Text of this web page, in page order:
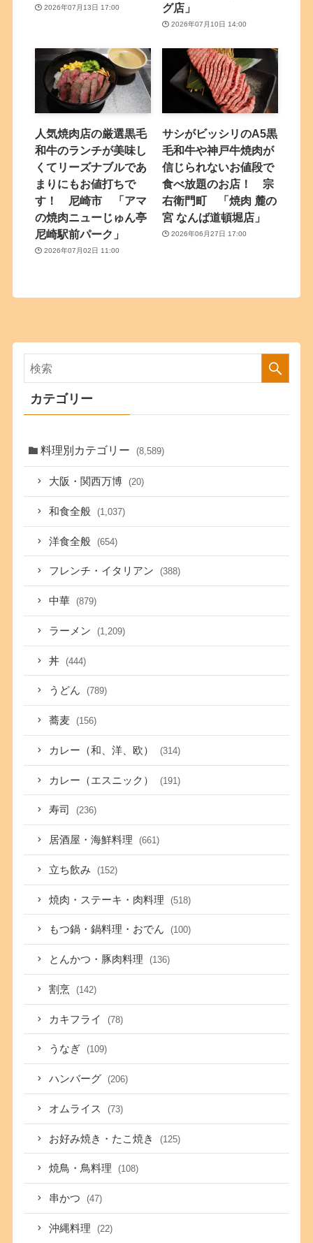
2026年07月13日 17:00
グ店」
2026年07月10日 14:00
人気焼肉店の厳選黒毛
和牛のランチが美味し
くてリーズナブルであ
まりにもお値打ちで
す！ 尼崎市 「アマ
の焼肉ニューじゅん亭
尼崎駅前パーク」
2026年07月02日 11:00
サシがビッシリのA5黒
毛和牛や神戸牛焼肉が
信じられないお値段で
食べ放題のお店！ 宗
右衛門町 「焼肉 麓の
宮 なんば道頓堀店」
2026年06月27日 17:00
カテゴリー
料理別カテゴリー (8,589)
大阪・関西万博 (20)
和食全般 (1,037)
洋食全般 (654)
フレンチ・イタリアン (388)
中華 (879)
ラーメン (1,209)
丼 (444)
うどん (789)
蕎麦 (156)
カレー（和、洋、欧） (314)
カレー（エスニック） (191)
寿司 (236)
居酒屋・海鮮料理 (661)
立ち飲み (152)
焼肉・ステーキ・肉料理 (518)
もつ鍋・鍋料理・おでん (100)
とんかつ・豚肉料理 (136)
割烹 (142)
カキフライ (78)
うなぎ (109)
ハンバーグ (206)
オムライス (73)
お好み焼き・たこ焼き (125)
焼鳥・鳥料理 (108)
串かつ (47)
沖縄料理 (22)